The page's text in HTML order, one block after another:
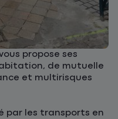
propose ses
de mutuelle
et multirisques
par les transports en